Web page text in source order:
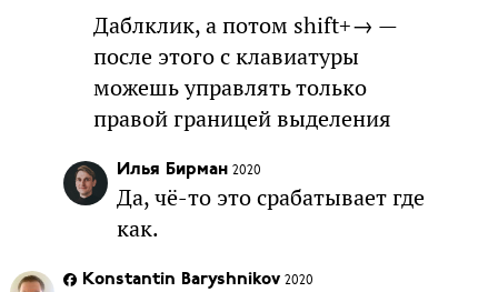
Даблклик, а потом shift+→ —
после этого с клавиатуры
можешь управлять только
правой границей выделения
Илья Бирман 2020
Да, чё-то это срабатывает где
как.
Konstantin Baryshnikov 2020